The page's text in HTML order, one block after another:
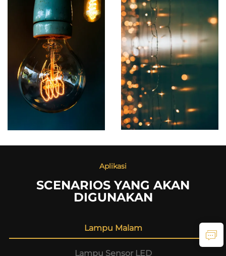
Aplikasi
SCENARIOS YANG AKAN
DIGUNAKAN
Lampu Malam
Lampu Sensor LED